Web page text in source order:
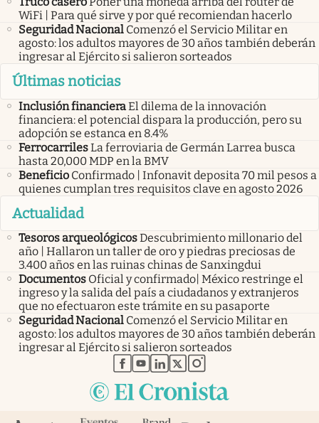
WiFi | Para qué sirve y por qué recomiendan hacerlo
Seguridad Nacional Comenzó el Servicio Militar en
agosto: los adultos mayores de 30 años también deberán
ingresar al Ejército si salieron sorteados
Últimas noticias
Inclusión financieraEl dilema de la innovación
financiera: el potencial dispara la producción, pero su
adopción se estanca en 8.4%
FerrocarrilesLa ferroviaria de Germán Larrea busca
hasta 20,000 MDP en la BMV
Beneficio Confirmado | Infonavit deposita 70 mil pesos a
quienes cumplan tres requisitos clave en agosto 2026
Actualidad
Tesoros arqueológicosDescubrimiento millonario del
año | Hallaron un taller de oro y piedras preciosas de
3.400 años en las ruinas chinas de Sanxingdui
Documentos Oficial y confirmado| México restringe el
ingreso y la salida del país a ciudadanos y extranjeros
que no efectuaron este trámite en su pasaporte
Seguridad Nacional Comenzó el Servicio Militar en
agosto: los adultos mayores de 30 años también deberán
ingresar al Ejército si salieron sorteados
abre en nueva pestaña
abre en nueva pestaña
abre en nueva pestaña
abre en nueva pestaña
abre en nueva pestaña